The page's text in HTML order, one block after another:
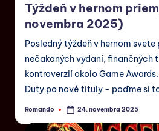
Týždeň v hernom
novembra 2025)
Posledný týždeň v hernom svete
nečakaných vydaní, finančných
kontroverzií okolo Game
Duty po nové tituly - poďme si
Romando 24. novembra 2025